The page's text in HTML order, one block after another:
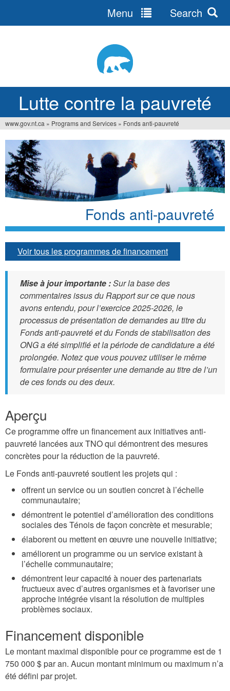
Lutte contre la pauvreté
Menu Search
You
are
here
www.gov.nt.ca » Programs and Services » Fonds anti-pauvreté
Fonds anti-pauvreté
Voir tous les programmes de financement
Mise à jour importante :Sur la base des
commentaires issus du Rapport sur ce que nous
avons entendu, pour l’exercice 2025-2026, le
processus de présentation de demandes au titre du
Fonds anti-pauvreté et du Fonds de stabilisation des
ONG a été simplifié et la période de candidature a été
prolongée. Notez que vous pouvez utiliser le même
formulaire pour présenter une demande au titre de l’un
de ces fonds ou des deux.
Aperçu
Ce programme offre un financement aux initiatives anti-
pauvreté lancées aux TNO qui démontrent des mesures
concrètes pour la réduction de la pauvreté.
Le Fonds anti-pauvreté soutient les projets qui :
offrent un service ou un soutien concret à l’échelle
communautaire;
démontrent le potentiel d’amélioration des conditions
sociales des Ténois de façon concrète et mesurable;
élaborent ou mettent en œuvre une nouvelle initiative;
améliorent un programme ou un service existant à
l’échelle communautaire;
démontrent leur capacité à nouer des partenariats
fructueux avec d’autres organismes et à favoriser une
approche intégrée visant la résolution de multiples
problèmes sociaux.
Financement disponible
Le montant maximal disponible pour ce programme est de 1
750 000 $ par an. Aucun montant minimum ou maximum n’a
été défini par projet.